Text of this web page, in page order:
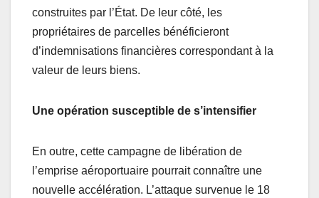
construites par l’État. De leur côté, les
propriétaires de parcelles bénéficieront
d’indemnisations financières correspondant à la
valeur de leurs biens.
Une opération susceptible de s’intensifier
En outre, cette campagne de libération de
l’emprise aéroportuaire pourrait connaître une
nouvelle accélération. L’attaque survenue le 18